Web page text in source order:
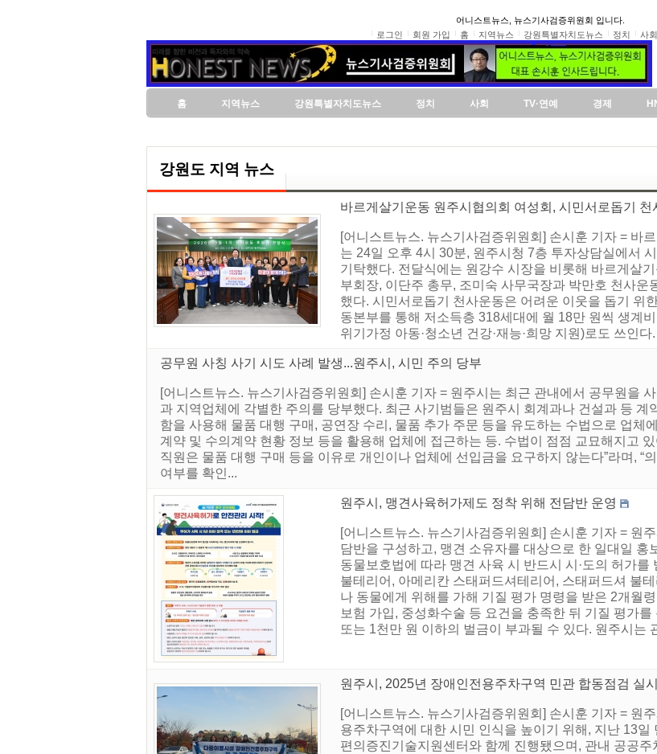
어니스트뉴스, 뉴스기사검증위원회 입니다.
로그인
회원 가입 홈 지역뉴스 강원특별자치도뉴스 정치 사회
홈 지역뉴스 강원특별자치도뉴스 정치 사회 TV·연예 경제
강원도 지역 뉴스
바르게살기운동 원주시협의회 여성회, 시민서로돕기 천
[어니스트뉴스. 뉴스기사검증위원회] 손시훈 기자 = 바
는 24일 오후 4시 30분, 원주시청 7층 투자상담실에서
기탁했다. 전달식에는 원강수 시장을 비롯해 바르게살
부회장, 이단주 총무, 조미숙 사무국장과 박만호 천사
했다. 시민서로돕기 천사운동은 어려운 이웃을 돕기 위
동본부를 통해 저소득층 318세대에 월 18만 원씩 생계
위기가정 아동·청소년 건강·재능·희망 지원)로도 쓰인
공무원 사칭 사기 시도 사례 발생...원주시, 시민 주의 당부
[어니스트뉴스. 뉴스기사검증위원회] 손시훈 기자 = 원주시는 최근 관내에서 공무원을
과 지역업체에 각별한 주의를 당부했다. 최근 사기범들은 원주시 회계과나 건설과 등 계
함을 사용해 물품 대행 구매, 공연장 수리, 물품 추가 주문 등을 유도하는 수법으로 업체
계약 및 수의계약 현황 정보 등을 활용해 업체에 접근하는 등. 수법이 점점 교묘해지고
직원은 물품 대행 구매 등을 이유로 개인이나 업체에 선입금을 요구하지 않는다”라며, “
여부를 확인...
원주시, 맹견사육허가제도 정착 위해 전담반 운영
[어니스트뉴스. 뉴스기사검증위원회] 손시훈 기자 = 원
담반을 구성하고, 맹견 소유자를 대상으로 한 일대일
동물보호법에 따라 맹견 사육 시 반드시 시·도의 허가
불테리어, 아메리칸 스태퍼드셔테리어, 스태퍼드셔 불
나 동물에게 위해를 가해 기질 평가 명령을 받은 2개월
보험 가입, 중성화수술 등 요건을 충족한 뒤 기질 평가
또는 1천만 원 이하의 벌금이 부과될 수 있다. 원주시는
원주시, 2025년 장애인전용주차구역 민관 합동점검 실시
[어니스트뉴스. 뉴스기사검증위원회] 손시훈 기자 = 원
용주차구역에 대한 시민 인식을 높이기 위해, 지난 13일
편의증진기술지원센터와 함께 진행됐으며, 관내 공공